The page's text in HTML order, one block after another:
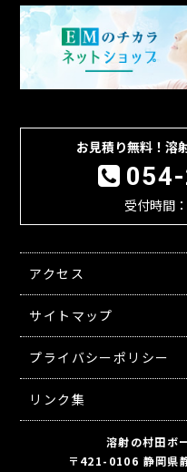
お見積り無料！溶
受付時間
アクセス
サイトマップ
プライバシーポリシー
リンク集
溶射の村田ボ
〒421-0106 静岡県